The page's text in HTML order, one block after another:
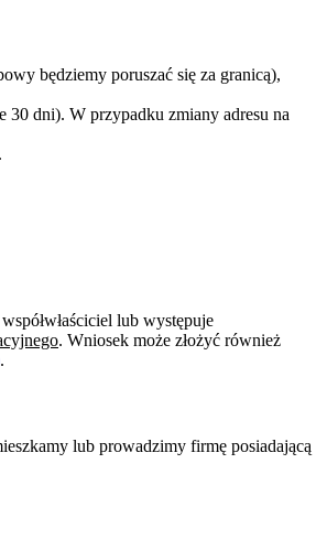
będziemy poruszać się za granicą),
dni). W przypadku zmiany adresu na
lub występuje
. Wniosek może złożyć również
.
lub prowadzimy firmę posiadającą